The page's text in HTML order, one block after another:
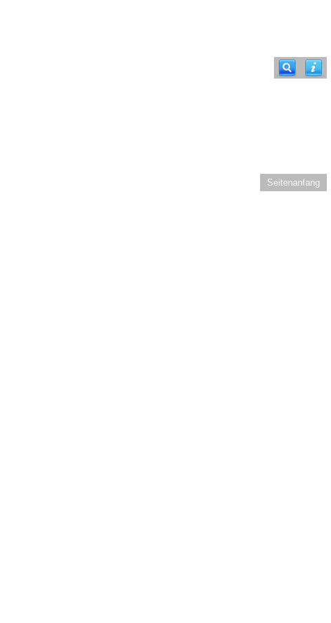
Seitenanfang